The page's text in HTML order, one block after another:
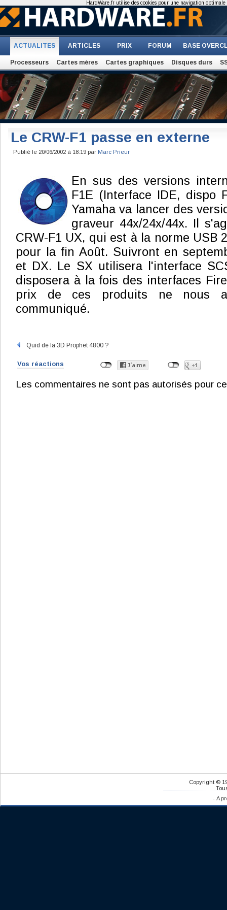
ACTUALITES ARTICLES PRIX FORUM BASE
Processeurs Cartes mères Cartes graphiques Disques durs
Le CRW-F1 passe en externe
Publié le 20/06/2002 à 18:19 par Marc Prieur
En sus des versions
F1E (Interface IDE, dispo
Yamaha va lancer des
graveur 44x/24x/44x. Il
CRW-F1 UX, qui est à la norme USB
pour la fin Août. Suivront en
et DX. Le SX utilisera l'interface
disposera à la fois des interfaces
prix de ces produits ne nous
communiqué.
Quid de la 3D Prophet 4800 ?
Vos réactions
Les commentaires ne sont pas autorisés pour
Copyright ©
- A
HardWare.fr utilise des cookies pour une navigation